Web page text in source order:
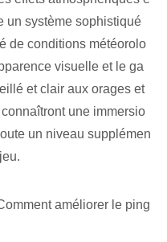
un système sophistiqué
de conditions météorolo
visuelle et le ga
et clair aux orages et
une immersio
un niveau supplémen
améliorer le ping